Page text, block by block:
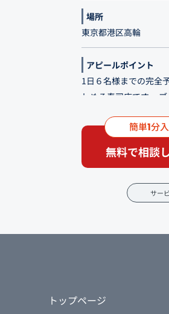
場所
東京都港区高輪
アピールポイント
1日６名様までの完全
しめる寿司店です。
ージを制作しておりま
当店は江戸前寿司で
祝いの席や、接待、
簡単1分
無料で相談
サー
トップページ